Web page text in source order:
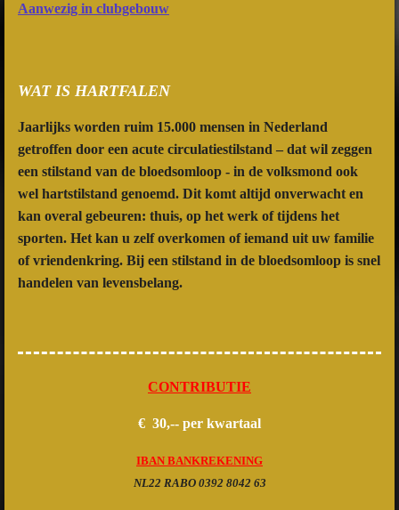
Aanwezig in clubgebouw
WAT IS HARTFALEN
Jaarlijks worden ruim 15.000 mensen in Nederland
getroffen door een acute circulatiestilstand – dat wil zeggen
een stilstand van de bloedsomloop - in de volksmond ook
wel hartstilstand genoemd. Dit komt altijd onverwacht en
kan overal gebeuren: thuis, op het werk of tijdens het
sporten. Het kan u zelf overkomen of iemand uit uw familie
of vriendenkring. Bij een stilstand in de bloedsomloop is snel
handelen van levensbelang.
CONTRIBUTIE
€ 30,-- per kwartaal
IBAN BANKREKENING
NL22 RABO 0392 8042 63